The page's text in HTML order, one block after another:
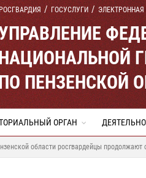
ГОСУСЛУГИ
ПЕНЗЕНСКОЙ
ОРГАН
области росгвардейцы